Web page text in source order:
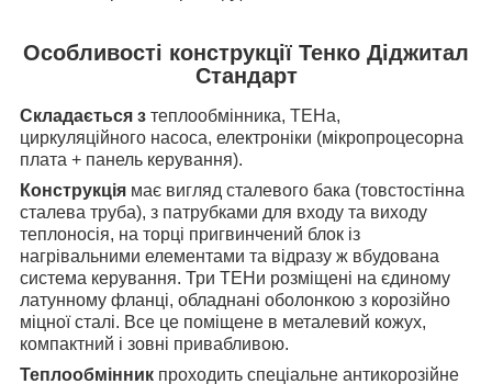
Особливості конструкції Тенко Діджитал
Стандарт
Складається з теплообмінника, ТЕНа,
циркуляційного насоса, електроніки (мікропроцесорна
плата + панель керування).
Конструкція має вигляд сталевого бака (товстостінна
сталева труба), з патрубками для входу та виходу
теплоносія, на торці пригвинчений блок із
нагрівальними елементами та відразу ж вбудована
система керування. Три ТЕНи розміщені на єдиному
латунному фланці, обладнані оболонкою з корозійно
міцної сталі. Все це поміщене в металевий кожух,
компактний і зовні привабливою.
Теплообмінник проходить спеціальне антикорозійне